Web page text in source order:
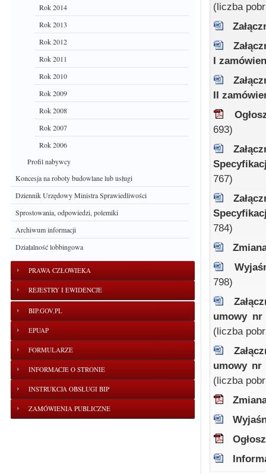
Rok 2014
Rok 2013
Rok 2012
Rok 2011
Rok 2010
Rok 2009
Rok 2008
Rok 2007
Rok 2006
Profil nabywcy
Koncesja na roboty budowlane lub usługi
Dziennik Urzędowy Ministra Sprawiedliwości
Sprostowania, odpowiedzi, polemiki
Archiwum informacji
Działalność lobbingowa
PRAWA CZŁOWIEKA
REJESTRY I EWIDENCJE
BIP.GOV.PL
EPUAP
FORMULARZE
INFORMACJE O STRONIE
INSTRUKCJA OBSŁUGI BIP
ZAMÓWIENIA PUBLICZNE
(liczba
I
II
693)
767)
784)
798)
umowy nr
(liczba
umowy nr
(liczba